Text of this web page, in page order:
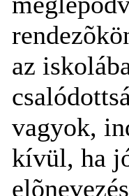
az
vagyok,
kívül, ha